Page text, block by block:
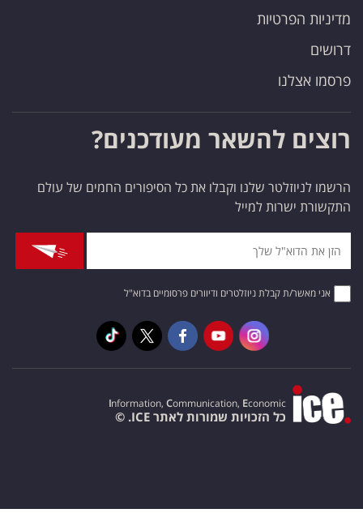
מדיניות הפרטיות
דרושים
פרסמו אצלנו
רוצים להשאר מעודכנים?
הרשמו לניוזלטר שלנו וקבלו את כל הסיפורים החמים של עולם
התקשורת ישרות למייל
אני מאשר/ת קבלת ניוזלטרים ודיוורים פרסומיים בדוא"ל
Information, Communication, Economic
כל הזכויות שמורות לאתר ICE. ©